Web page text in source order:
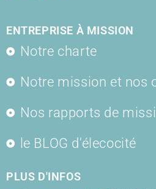
ENTREPRISE À MISSION
Notre charte
Notre mission et nos
Nos rapports de
le BLOG d'élecocité
PLUS D'INFOS